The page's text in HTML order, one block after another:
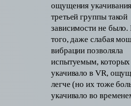
ощущения
третьей группы такой
зависимости не
того, даже слабая
вибрации позволяла
испытуемым,
укачивало в VR,
легче (но их тоже
укачивало во